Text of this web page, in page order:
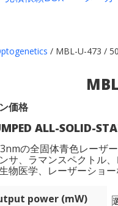
/ MBL-U-473 /
価格
ALL-SOLID-
の全固体青色レーザ
サ、ラマンスペクトル
物医学、レーザーショー
power (mW)